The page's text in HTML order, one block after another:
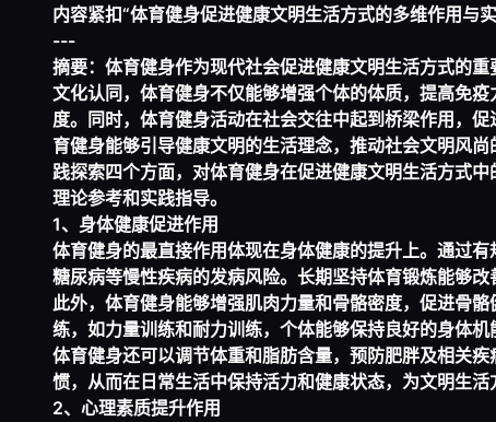
内容紧扣“体育健身促进健康文明生活方式的多维作用与
---
摘要：体育健身作为现代社会促进健康文明生活方式的
文化认同，体育健身不仅能够增强个体的体质，提高免
度。同时，体育健身活动在社会交往中起到桥梁作用，
育健身能够引导健康文明的生活理念，推动社会文明风
践探索四个方面，对体育健身在促进健康文明生活方式
理论参考和实践指导。
1、身体健康促进作用
体育健身的最直接作用体现在身体健康的提升上。通过
糖尿病等慢性疾病的发病风险。长期坚持体育锻炼能够改
此外，体育健身能够增强肌肉力量和骨骼密度，促进骨
练，如力量训练和耐力训练，个体能够保持良好的身体机
体育健身还可以调节体重和脂肪含量，预防肥胖及相关
惯，从而在日常生活中保持活力和健康状态，为文明生活
2、心理素质提升作用